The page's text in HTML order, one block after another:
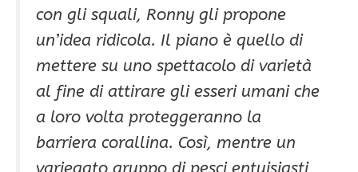
con gli squali, Ronny gli propone
un’idea ridicola. Il piano è quello di
mettere su uno spettacolo di varietà
al fine di attirare gli esseri umani che
a loro volta proteggeranno la
barriera corallina. Così, mentre un
variegato gruppo di pesci entuisiasti